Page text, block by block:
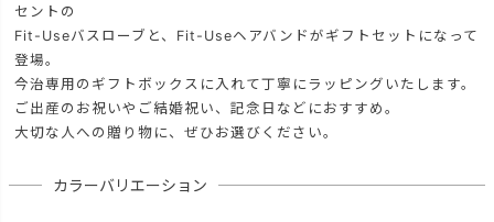
セントの
Fit-Useバスローブと、Fit-Useヘアバンドがギフトセットになって
登場。
今治専用のギフトボックスに入れて丁寧にラッピングいたします。
ご出産のお祝いやご結婚祝い、記念日などにおすすめ。
大切な人への贈り物に、ぜひお選びください。
カラーバリエーション